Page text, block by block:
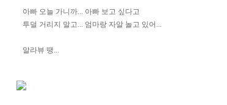
아빠 오늘 가니까... 아빠 보고 싶다고
투덜 거리지 말고... 엄마랑 자알 놀고 있어...
알라뷰 땡...